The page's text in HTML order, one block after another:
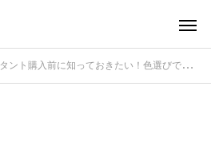
タント購入前に知っておきたい！色選びで後悔しないための完全ガイド